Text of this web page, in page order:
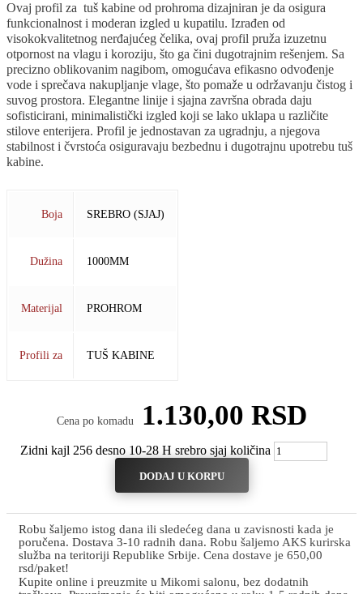
Ovaj profil za tuš kabine od prohroma dizajniran je da osigura
funkcionalnost i moderan izgled u kupatilu. Izrađen od
visokokvalitetnog nerđajućeg čelika, ovaj profil pruža izuzetnu
otpornost na vlagu i koroziju, što ga čini dugotrajnim rešenjem. Sa
precizno oblikovanim nagibom, omogućava efikasno odvođenje
vode i sprečava nakupljanje vlage, što pomaže u održavanju čistog i
suvog prostora. Elegantne linije i sjajna završna obrada daju
sofisticirani, minimalistički izgled koji se lako uklapa u različite
stilove enterijera. Profil je jednostavan za ugradnju, a njegova
stabilnost i čvrstoća osiguravaju bezbednu i dugotrajnu upotrebu tuš
kabine.
Boja SREBRO (SJAJ)
Dužina 1000MM
Materijal PROHROM
Profili za TUŠ KABINE
Cena po komadu 1.130,00 RSD
Zidni kajl 256 desno 10-28 H srebro sjaj količina
DODAJ U KORPU
Robu šaljemo istog dana ili sledećeg dana u zavisnosti kada je
poručena. Dostava 3-10 radnih dana. Robu šaljemo AKS kurirska
služba na teritoriji Republike Srbije. Cena dostave je 650,00
rsd/paket!
Kupite online i preuzmite u Mikomi salonu, bez dodatnih